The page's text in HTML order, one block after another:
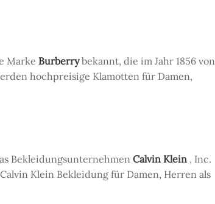
Marke Burberrybekannt, die im Jahr 1856 von
hochpreisige Klamotten für Damen,
Bekleidungsunternehmen Calvin Klein , Inc.
Klein Bekleidung für Damen, Herren als